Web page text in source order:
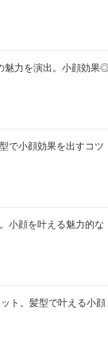
魅力を演出。小顔効果
で小顔効果を出すコツ
小顔を叶える魅力的な
ト。髪型で叶える小顔